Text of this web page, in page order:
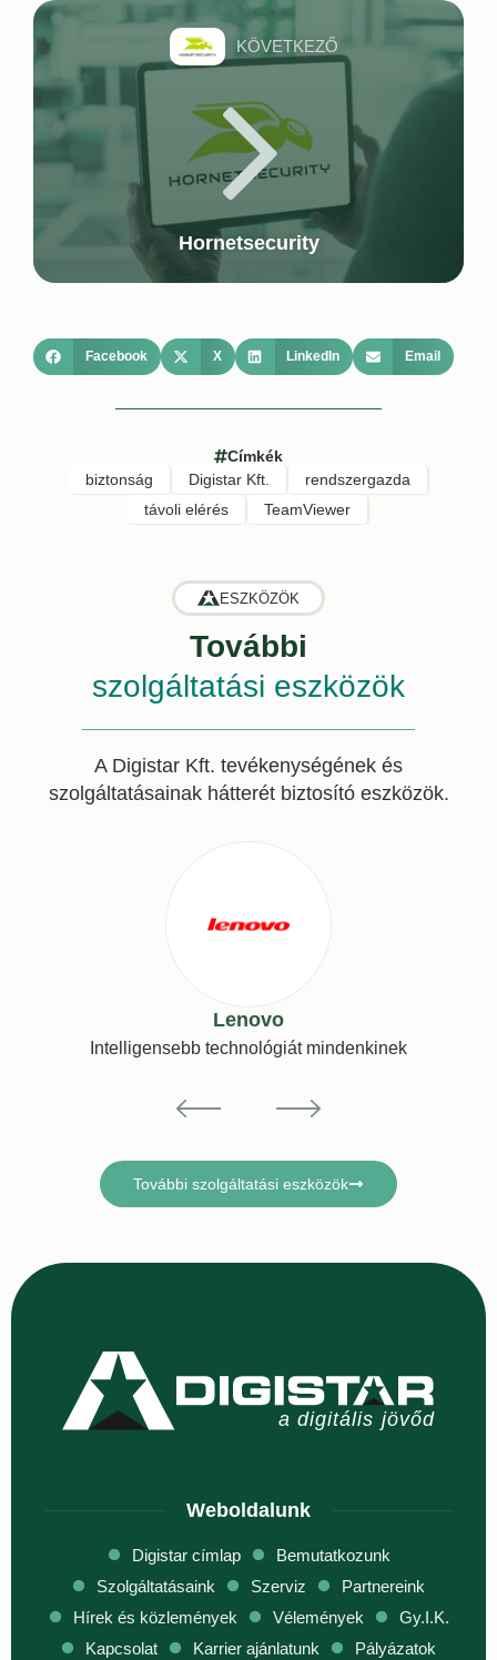
KÖVETKEZŐ
Hornetsecurity
Facebook X LinkedIn Email
Címkék
biztonság
Digistar Kft.
rendszergazda
távoli elérés
TeamViewer
ESZKÖZÖK
További
szolgáltatási eszközök
A Digistar Kft. tevékenységének és
szolgáltatásainak hátterét biztosító eszközök.
Lenovo
Intelligensebb technológiát mindenkinek
További szolgáltatási eszközök
Weboldalunk
Digistar címlap
Bemutatkozunk
Szolgáltatásaink
Szerviz
Partnereink
Hírek és közlemények
Vélemények
Gy.I.K.
Kapcsolat
Karrier ajánlatunk Pályázatok